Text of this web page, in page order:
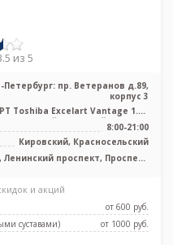
из 5
Петербург: пр. Ветеранов д.89,
корпус 3
Toshiba Excelart Vantage 1.5T
закрытый тип, УЗИ
8:00-21:00
Кировский, Красносельский
Ленинский проспект, Проспект
и акций
от 600 pуб.
суставами)
от 1000 pуб.